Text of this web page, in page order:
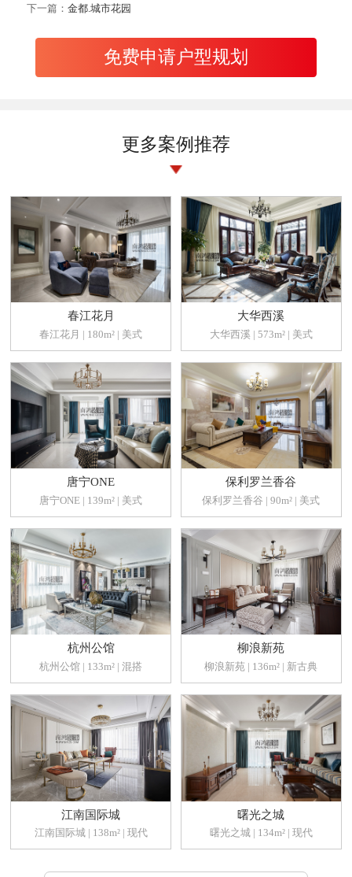
下一篇： 金都.城市花园
免费申请户型规划
更多案例推荐
春江花月
春江花月 | 180m² | 美式
大华西溪
大华西溪 | 573m² | 美式
唐宁ONE
唐宁ONE | 139m² | 美式
保利罗兰香谷
保利罗兰香谷 | 90m² | 美式
杭州公馆
杭州公馆 | 133m² | 混搭
柳浪新苑
柳浪新苑 | 136m² | 新古典
江南国际城
江南国际城 | 138m² | 现代
曙光之城
曙光之城 | 134m² | 现代